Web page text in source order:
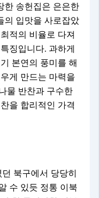
한 송헌집은 은은한
의 입맛을 사로잡았
적의 비율로 다져
징입니다. 과하게
본연의 풍미를 해
게 만드는 마력을
물 반찬과 구수한
을 합리적인 가격
북구에서 당당히
수 있듯 정통 이북